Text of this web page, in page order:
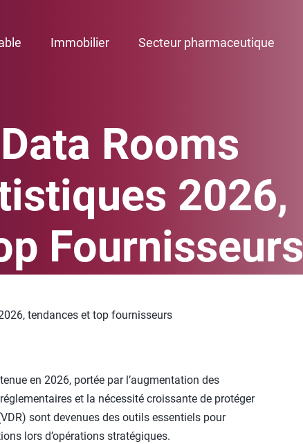
Immobilier Secteur pharmaceutique
Rooms
2026,
Fournisseurs
tendances et top fournisseurs
en 2026, portée par l’augmentation des
et la nécessité croissante de protéger
sont devenues des outils essentiels pour
lors d’opérations stratégiques.